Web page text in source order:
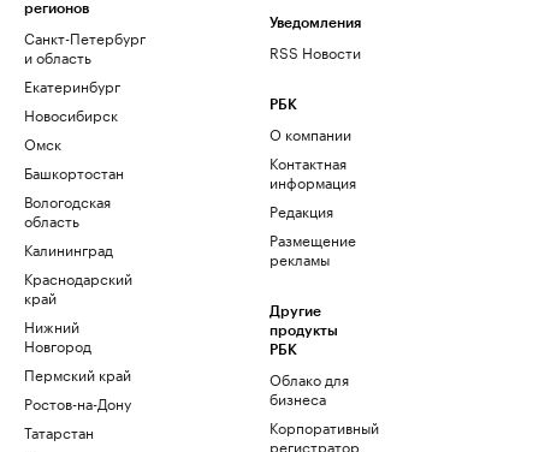
регионов
Санкт-Петербург
и область
Екатеринбург
Новосибирск
Омск
Башкортостан
Вологодская
область
Калининград
Краснодарский
край
Нижний
Новгород
Пермский край
Ростов-на-Дону
Татарстан
Уведомления
RSS Новости
РБК
О компании
Контактная
информация
Редакция
Размещение
рекламы
Другие
продукты
РБК
Облако для
бизнеса
Корпоративный
регистратор